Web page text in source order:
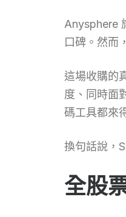
Anysphere
口碑。然而
這場收購的
度、同時面
碼工具都來
換句話說，
全股